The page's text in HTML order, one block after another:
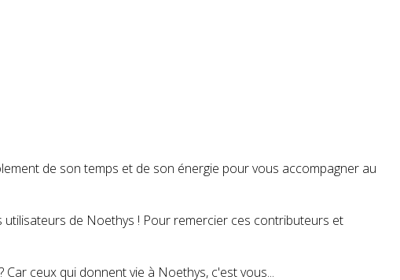
de son temps et de son énergie pour vous accompagner au
de Noethys ! Pour remercier ces contributeurs et
ceux qui donnent vie à Noethys, c'est vous...